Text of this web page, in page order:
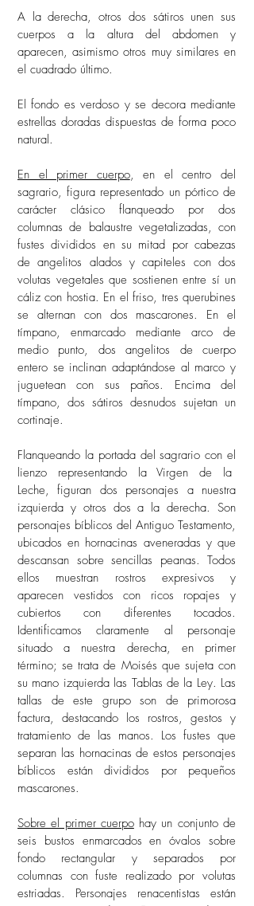
A la derecha, otros dos sátiros unen sus
cuerpos a la altura del abdomen y
aparecen, asimismo otros muy similares en
el cuadrado último.
El fondo es verdoso y se decora mediante
estrellas doradas dispuestas de forma poco
natural.
En el primer cuerpo, en el centro del
sagrario, figura representado un pórtico de
carácter clásico flanqueado por dos
columnas de balaustre vegetalizadas, con
fustes divididos en su mitad por cabezas
de angelitos alados y capiteles con dos
volutas vegetales que sostienen entre sí un
cáliz con hostia. En el friso, tres querubines
se alternan con dos mascarones. En el
tímpano, enmarcado mediante arco de
medio punto, dos angelitos de cuerpo
entero se inclinan adaptándose al marco y
juguetean con sus paños. Encima del
tímpano, dos sátiros desnudos sujetan un
cortinaje.
Flanqueando la portada del sagrario con el
lienzo representando la Virgen de la
Leche, figuran dos personajes a nuestra
izquierda y otros dos a la derecha. Son
personajes bíblicos del Antiguo Testamento,
ubicados en hornacinas aveneradas y que
descansan sobre sencillas peanas. Todos
ellos muestran rostros expresivos y
aparecen vestidos con ricos ropajes y
cubiertos con diferentes tocados.
Identificamos claramente al personaje
situado a nuestra derecha, en primer
término; se trata de Moisés que sujeta con
su mano izquierda las Tablas de la Ley. Las
tallas de este grupo son de primorosa
factura, destacando los rostros, gestos y
tratamiento de las manos. Los fustes que
separan las hornacinas de estos personajes
bíblicos están divididos por pequeños
mascarones.
Sobre el primer cuerpohay un conjunto de
seis bustos enmarcados en óvalos sobre
fondo rectangular y separados por
columnas con fuste realizado por volutas
estriadas. Personajes renacentistas están